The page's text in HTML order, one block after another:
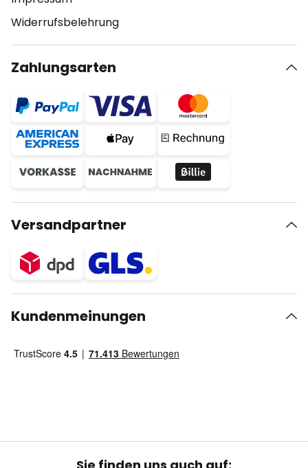
Widerrufsbelehrung
Zahlungsarten
Versandpartner
Kundenmeinungen